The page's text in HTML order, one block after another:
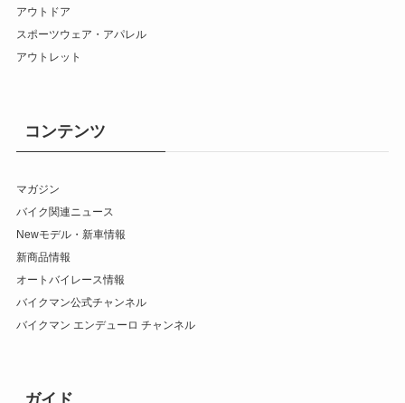
アウトドア
スポーツウェア・アパレル
アウトレット
コンテンツ
マガジン
バイク関連ニュース
Newモデル・新車情報
新商品情報
オートバイレース情報
バイクマン公式チャンネル
バイクマン エンデューロ チャンネル